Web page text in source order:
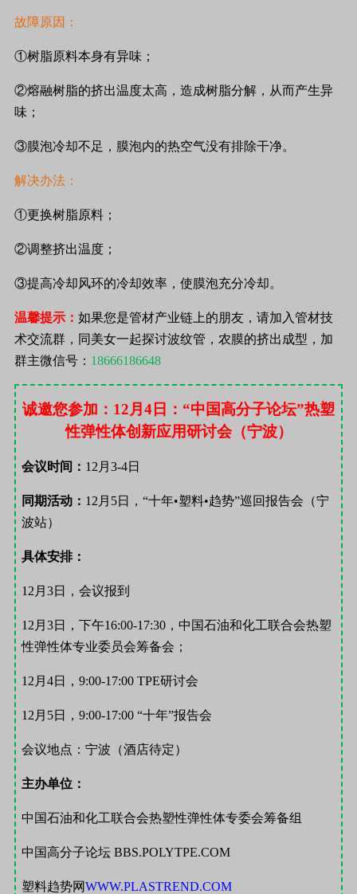
故障原因：
①树脂原料本身有异味；
②熔融树脂的挤出温度太高，造成树脂分解，从而产生异
味；
③膜泡冷却不足，膜泡内的热空气没有排除干净。
解决办法：
①更换树脂原料；
②调整挤出温度；
③提高冷却风环的冷却效率，使膜泡充分冷却。
温馨提示： 如果您是管材产业链上的朋友，请加入管材技
术交流群，同美女一起探讨波纹管，农膜的挤出成型，加
群主微信号： 18666186648
诚邀您参加： 12月 4 日：“中国高分子论坛”热塑
性弹性体创新应用研讨会（宁波）
会议时间： 12 月 3-4日
同期活动： 12 月 5日，“十年•塑料•趋势”巡回报告会（宁
波站）
具体安排：
12 月 3日，会议报到
12 月 3日，下午16:00-17:30 ，中国石油和化工联合会热塑
性弹性体专业委员会筹备会；
12 月 4日， 9:00-17:00 TPE研讨会
12 月 5日， 9:00-17:00 “十年”报告会
会议地点：宁波（酒店待定）
主办单位：
中国石油和化工联合会热塑性弹性体专委会筹备组
中国高分子论坛 BBS.POLYTPE.COM
塑料趋势网WWW.PLASTREND.COM